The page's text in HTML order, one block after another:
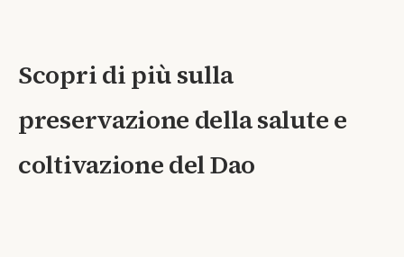
Scopri di più sulla
preservazione della salute e
coltivazione del Dao